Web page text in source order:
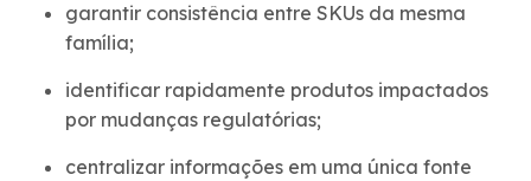
garantir consistência entre SKUs da mesma
família;
identificar rapidamente produtos impactados
por mudanças regulatórias;
centralizar informações em uma única fonte